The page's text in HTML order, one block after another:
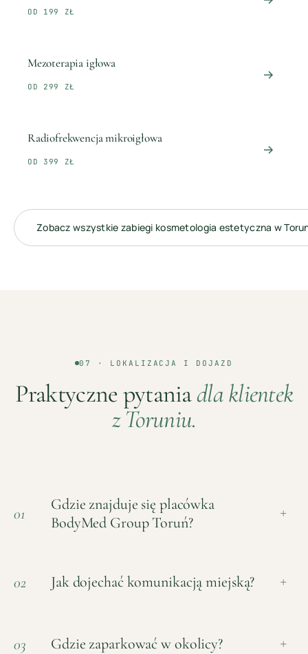
OD 199 ZŁ
Mezoterapia igłowa
OD 299 ZŁ
Radiofrekwencja mikroigłowa
OD 399 ZŁ
Zobacz wszystkie zabiegi kosmetologia estetyczna w
07 · LOKALIZACJA I DOJAZD
Praktyczne pytaniadla klientek
zToruniu.
01
Gdzie znajduje się placówka
BodyMed Group Toruń?
+
02 Jak dojechać komunikacją miejską? +
03 Gdzie zaparkować w okolicy? +